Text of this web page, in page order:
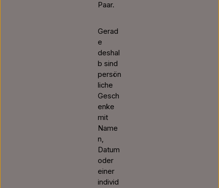
Paar.
Gerad
e
deshal
b sind
persön
liche
Gesch
enke
mit
Name
n,
Datum
oder
einer
individ